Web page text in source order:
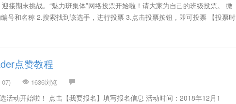
期末挑战。“魅力班集体”网络投票开始啦！请大家为自己的班级投票。 微
号和名称 2.搜索找到该选手，进行投票 3.点击投票按钮，即可投票 【投票时
点赞教程
07) 1636浏览
活动开始啦！ 点击【我要报名】填写报名信息 活动时间：2018年12月1